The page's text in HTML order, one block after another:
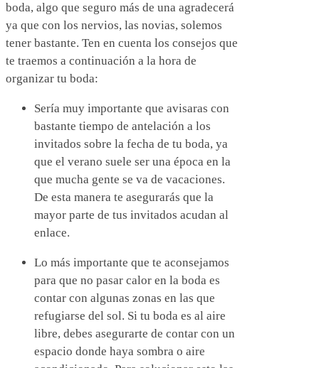
boda, algo que seguro más de una agradecerá
ya que con los nervios, las novias, solemos
tener bastante. Ten en cuenta los consejos que
te traemos a continuación a la hora de
organizar tu boda:
Sería muy importante que avisaras con
bastante tiempo de antelación a los
invitados sobre la fecha de tu boda, ya
que el verano suele ser una época en la
que mucha gente se va de vacaciones.
De esta manera te asegurarás que la
mayor parte de tus invitados acudan al
enlace.
Lo más importante que te aconsejamos
para que no pasar calor en la boda es
contar con algunas zonas en las que
refugiarse del sol. Si tu boda es al aire
libre, debes asegurarte de contar con un
espacio donde haya sombra o aire